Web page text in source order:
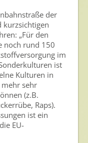
der
kurzsichtigen
„Für den
noch rund 150
im
ist
Kulturen in
sehr
(z.B.
Raps).
ist ein
EU-